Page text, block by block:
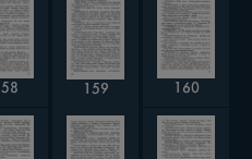
158 159 160